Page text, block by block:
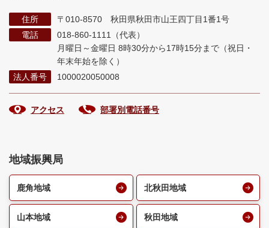
住所
〒010-8570 秋田県秋田市山王四丁目1番1号
電話
018-860-1111（代表）
月曜日～金曜日 8時30分から17時15分まで （祝日・
年末年始を除く）
法人番号
1000020050008
アクセス 部署別電話番号
地域振興局
鹿角地域 北秋田地域
山本地域 秋田地域